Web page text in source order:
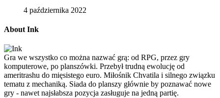
4 października 2022
About Ink
Gra we wszystko co można nazwać grą: od RPG, przez gry
komputerowe, po planszówki. Przebył trudną ewolucję od
ameritrashu do mięsistego euro. Miłośnik Chvatila i silnego związku
tematu z mechaniką. Siada do planszy głównie by poznawać nowe
gry - nawet najsłabsza pozycja zasługuje na jedną partię.